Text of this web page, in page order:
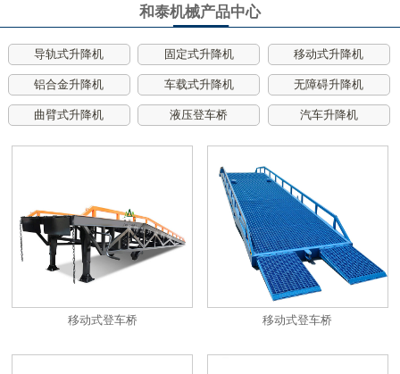
和泰机械产品中心
导轨式升降机 固定式升降机 移动式升降机
铝合金升降机 车载式升降机 无障碍升降机
曲臂式升降机 液压登车桥 汽车升降机
移动式登车桥 移动式登车桥